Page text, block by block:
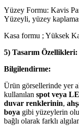
Yüzey Formu: Kavis
Yüzeyli, yüzey
Kasa formu ; Yüksek
5) Tasarım Özellikleri:
Bilgilendirme:
Ürün görsellerinde yer
kullanılan spot veya
duvar renklerinin,
boya gibi yüzeylerin
bağlı olarak farklı